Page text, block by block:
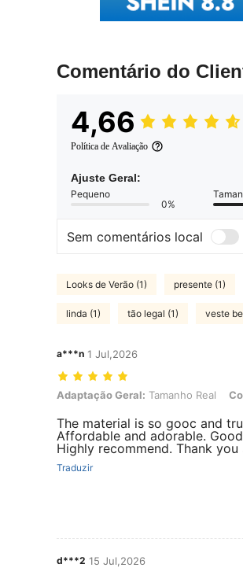
Comentário do
4,66
Política de Avaliação
Ajuste Geral:
Pequeno
0%
Sem comentários local
Looks de Verão (1) presente (1)
linda (1) tão legal (1) veste
a***n 1 Jul,2026
Adaptação Geral: Tamanho Real, Cor:
Adaptação Geral: Tamanho Real
The material is so gooc and
Affordable and adorable.
Highly recommend. Thank you
Traduzir
d***2 15 Jul,2026